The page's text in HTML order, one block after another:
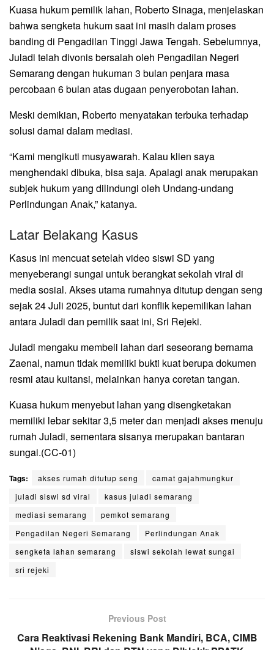
Kuasa hukum pemilik lahan, Roberto Sinaga, menjelaskan
bahwa sengketa hukum saat ini masih dalam proses
banding di Pengadilan Tinggi Jawa Tengah. Sebelumnya,
Juladi telah divonis bersalah oleh Pengadilan Negeri
Semarang dengan hukuman 3 bulan penjara masa
percobaan 6 bulan atas dugaan penyerobotan lahan.
Meski demikian, Roberto menyatakan terbuka terhadap
solusi damai dalam mediasi.
“Kami mengikuti musyawarah. Kalau klien saya
menghendaki dibuka, bisa saja. Apalagi anak merupakan
subjek hukum yang dilindungi oleh Undang-undang
Perlindungan Anak,” katanya.
Latar Belakang Kasus
Kasus ini mencuat setelah video siswi SD yang
menyeberangi sungai untuk berangkat sekolah viral di
media sosial. Akses utama rumahnya ditutup dengan seng
sejak 24 Juli 2025, buntut dari konflik kepemilikan lahan
antara Juladi dan pemilik saat ini, Sri Rejeki.
Juladi mengaku membeli lahan dari seseorang bernama
Zaenal, namun tidak memiliki bukti kuat berupa dokumen
resmi atau kuitansi, melainkan hanya coretan tangan.
Kuasa hukum menyebut lahan yang disengketakan
memiliki lebar sekitar 3,5 meter dan menjadi akses menuju
rumah Juladi, sementara sisanya merupakan bantaran
sungai.(CC-01)
Tags: akses rumah ditutup seng
camat gajahmungkur
juladi siswi sd viral
kasus juladi semarang
mediasi semarang
pemkot semarang
Pengadilan Negeri Semarang
Perlindungan Anak
sengketa lahan semarang
siswi sekolah lewat sungai
sri rejeki
Previous Post
Cara Reaktivasi Rekening Bank Mandiri, BCA, CIMB